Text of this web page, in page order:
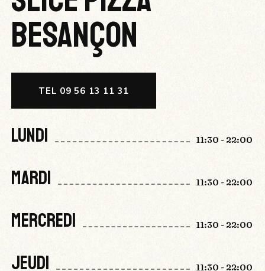
BESANÇON
TEL 09 56 13 11 31
LUNDI 11:30 - 22:00
MARDI 11:30 - 22:00
MERCREDI 11:30 - 22:00
JEUDI 11:30 - 22:00